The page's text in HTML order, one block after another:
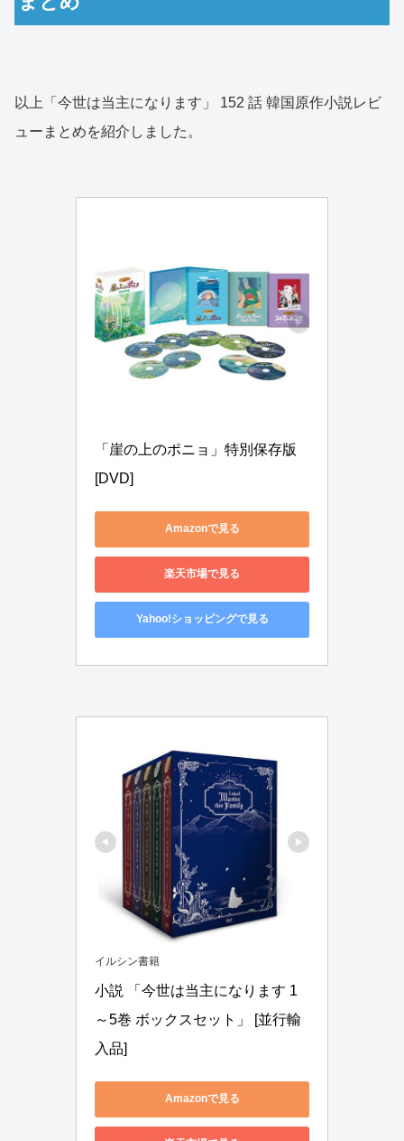
以上「今世は当主になります」 152 話 韓国原作小説レビ
ューまとめを紹介しました。
「崖の上のポニョ」特別保存版
[DVD]
Amazonで見る
楽天市場で見る
Yahoo!ショッピングで見る
イルシン書籍
小説 「今世は当主になります 1
～5巻 ボックスセット」 [並行輸
入品]
Amazonで見る